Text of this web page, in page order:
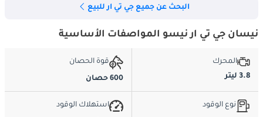
البحث عن جميع جي تي ار للبيع
نيسان جي تي ار نيسو المواصفات الأساسية
المحرك
3.8 ليتر
قوة الحصان
600 حصان
نوع الوقود استهلاك الوقود